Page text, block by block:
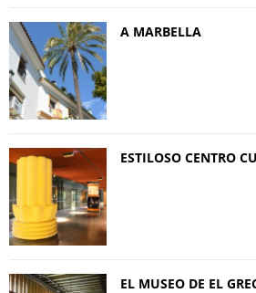
A MARBELLA
ESTILOSO CENTRO
EL MUSEO DE EL